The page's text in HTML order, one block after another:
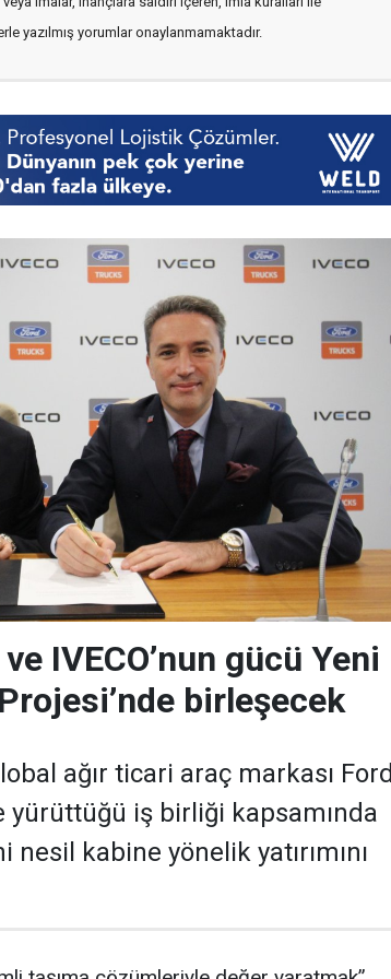
yazılmış yorumlar onaylanmamaktadır.
IVECO’nun gücü Yeni
birleşecek
ağır ticari araç markası Ford
yürüttüğü iş birliği kapsamında
kabine yönelik yatırımını